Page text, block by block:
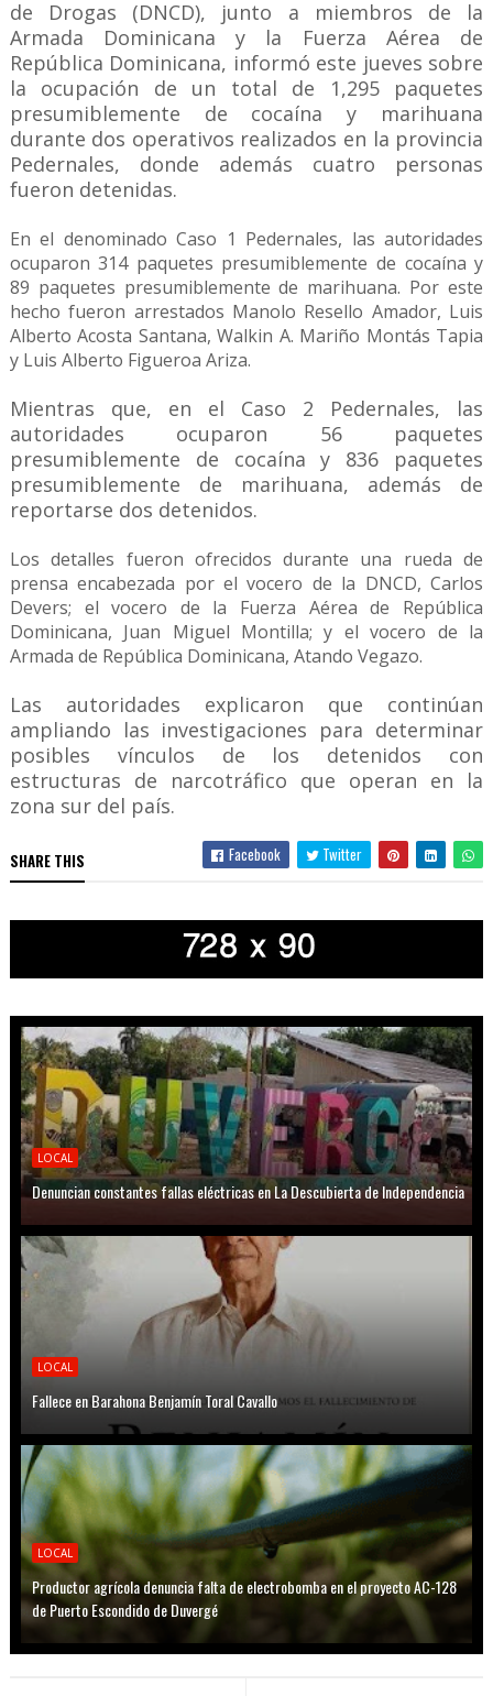
de Drogas (DNCD), junto a miembros de la
Armada Dominicana y la Fuerza Aérea de
República Dominicana, informó este jueves sobre
la ocupación de un total de 1,295 paquetes
presumiblemente de cocaína y marihuana
durante dos operativos realizados en la provincia
Pedernales, donde además cuatro personas
fueron detenidas.
En el denominado Caso 1 Pedernales, las autoridades
ocuparon 314 paquetes presumiblemente de cocaína y
89 paquetes presumiblemente de marihuana. Por este
hecho fueron arrestados Manolo Resello Amador, Luis
Alberto Acosta Santana, Walkin A. Mariño Montás Tapia
y Luis Alberto Figueroa Ariza.
Mientras que, en el Caso 2 Pedernales, las
autoridades ocuparon 56 paquetes
presumiblemente de cocaína y 836 paquetes
presumiblemente de marihuana, además de
reportarse dos detenidos.
Los detalles fueron ofrecidos durante una rueda de
prensa encabezada por el vocero de la DNCD, Carlos
Devers; el vocero de la Fuerza Aérea de República
Dominicana, Juan Miguel Montilla; y el vocero de la
Armada de República Dominicana, Atando Vegazo.
Las autoridades explicaron que continúan
ampliando las investigaciones para determinar
posibles vínculos de los detenidos con
estructuras de narcotráfico que operan en la
zona sur del país.
SHARE THIS Facebook Twitter
LOCAL
Denuncian constantes fallas eléctricas en La Descubierta de Independencia
LOCAL
Fallece en Barahona Benjamín Toral Cavallo
LOCAL
Productor agrícola denuncia falta de electrobomba en el proyecto AC-128
de Puerto Escondido de Duvergé